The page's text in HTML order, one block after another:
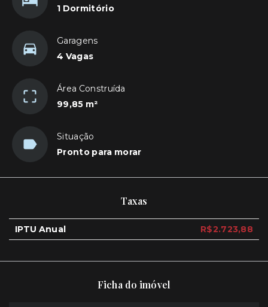
1 Dormitório
Garagens
4 Vagas
Área Construída
99,85 m²
Situação
Pronto para morar
Taxas
IPTU Anual R$2.723,88
Ficha do imóvel